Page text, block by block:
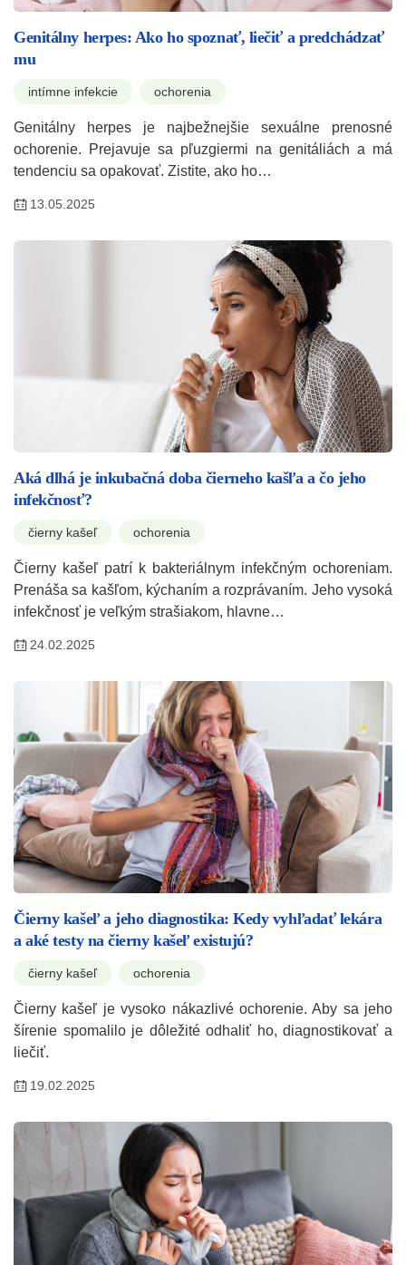
Genitálny herpes: Ako ho spoznať, liečiť a predchádzať
mu
intímne infekcie ochorenia
Genitálny herpes je najbežnejšie sexuálne prenosné
ochorenie. Prejavuje sa pľuzgiermi na genitáliách a má
tendenciu sa opakovať. Zistite, ako ho…
13.05.2025
Aká dlhá je inkubačná doba čierneho kašľa a čo jeho
infekčnosť?
čierny kašeľ ochorenia
Čierny kašeľ patrí k bakteriálnym infekčným ochoreniam.
Prenáša sa kašľom, kýchaním a rozprávaním. Jeho vysoká
infekčnosť je veľkým strašiakom, hlavne…
24.02.2025
Čierny kašeľ a jeho diagnostika: Kedy vyhľadať lekára
a aké testy na čierny kašeľ existujú?
čierny kašeľ ochorenia
Čierny kašeľ je vysoko nákazlivé ochorenie. Aby sa jeho
šírenie spomalilo je dôležité odhaliť ho, diagnostikovať a
liečiť.
19.02.2025